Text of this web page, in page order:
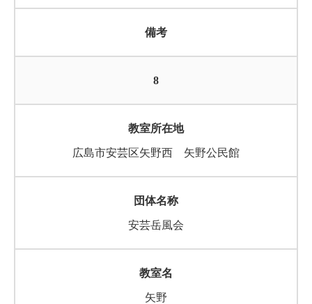
8
広島市安芸区矢野西 矢野公民館
安芸岳風会
矢野